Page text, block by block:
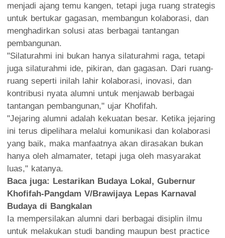
menjadi ajang temu kangen, tetapi juga ruang strategis
untuk bertukar gagasan, membangun kolaborasi, dan
menghadirkan solusi atas berbagai tantangan
pembangunan.
"Silaturahmi ini bukan hanya silaturahmi raga, tetapi
juga silaturahmi ide, pikiran, dan gagasan. Dari ruang-
ruang seperti inilah lahir kolaborasi, inovasi, dan
kontribusi nyata alumni untuk menjawab berbagai
tantangan pembangunan," ujar Khofifah.
"Jejaring alumni adalah kekuatan besar. Ketika jejaring
ini terus dipelihara melalui komunikasi dan kolaborasi
yang baik, maka manfaatnya akan dirasakan bukan
hanya oleh almamater, tetapi juga oleh masyarakat
luas," katanya.
Baca juga: Lestarikan Budaya Lokal, Gubernur
Khofifah-Pangdam V/Brawijaya Lepas Karnaval
Budaya di Bangkalan
Ia mempersilakan alumni dari berbagai disiplin ilmu
untuk melakukan studi banding maupun best practice